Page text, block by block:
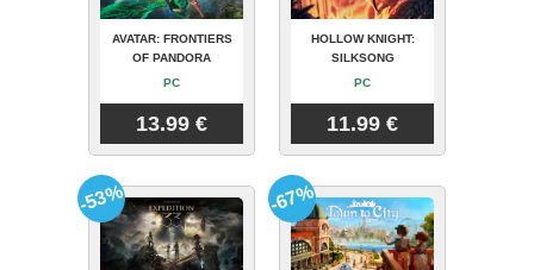
AVATAR: FRONTIERS
OF PANDORA
PC
13.99 €
HOLLOW KNIGHT:
SILKSONG
PC
11.99 €
-53% -67%